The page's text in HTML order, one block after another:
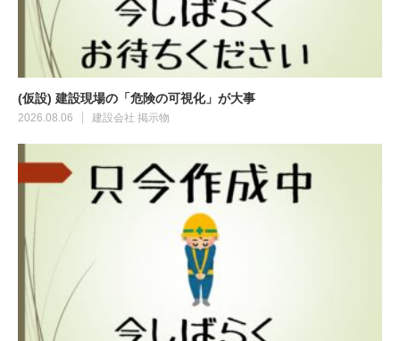
(仮設) 建設現場の「危険の可視化」が大事
2026.08.06 建設会社 掲示物